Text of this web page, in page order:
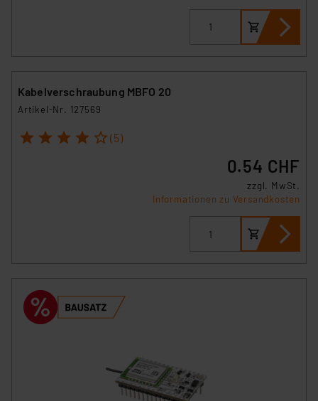
und zu der jeweiligen Datenübermittlung erhalten Sie in
der Datenschutzerklärung. Für die USA besteht kein
besteht etwa das Risiko, dass US-Behörden
Überwachungsprogrammen verarbeiten, ohne dass
Unsere Kooperation mit diesen Dienstleistern stützt
Europäischen Kommission sowie einer eigenen
insbesondere der Art der übermittelten Daten,
Impressum
Kabelverschraubung MBFO 20
Artikel-Nr. 127569
1 2 3 4 5 (5)
0.54 CHF
zzgl. MwSt.
Informationen zu Versandkosten